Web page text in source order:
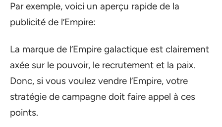
Par exemple, voici un aperçu rapide de la
publicité de l’Empire:
La marque de l’Empire galactique est clairement
axée sur le pouvoir, le recrutement et la paix.
Donc, si vous voulez vendre l’Empire, votre
stratégie de campagne doit faire appel à ces
points.